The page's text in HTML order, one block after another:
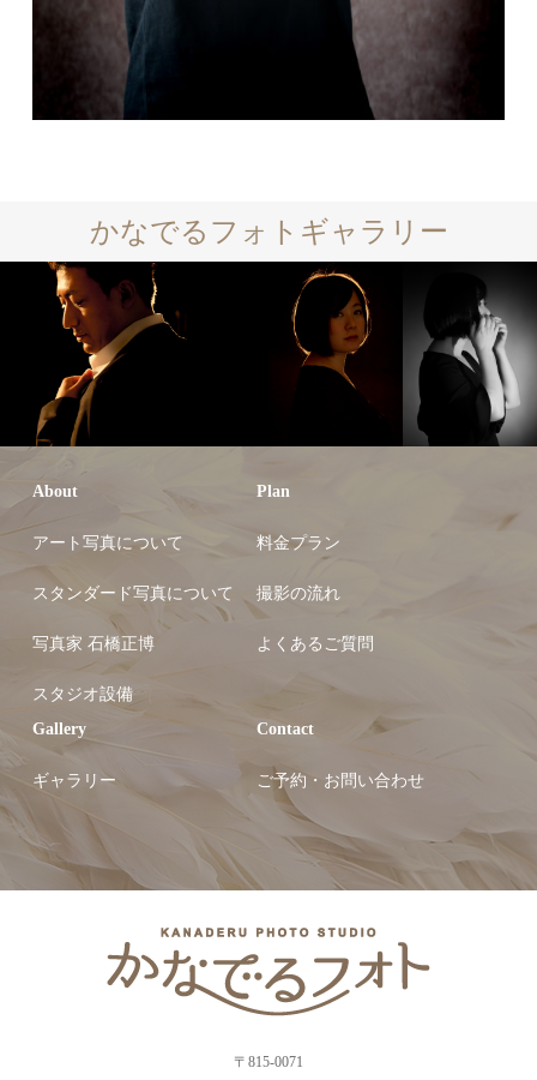
かなでるフォトギャラリー
About
アート写真について
スタンダード写真について
写真家 石橋正博
スタジオ設備
Plan
料金プラン
撮影の流れ
よくあるご質問
Gallery
ギャラリー
Contact
ご予約・お問い合わせ
〒815-0071